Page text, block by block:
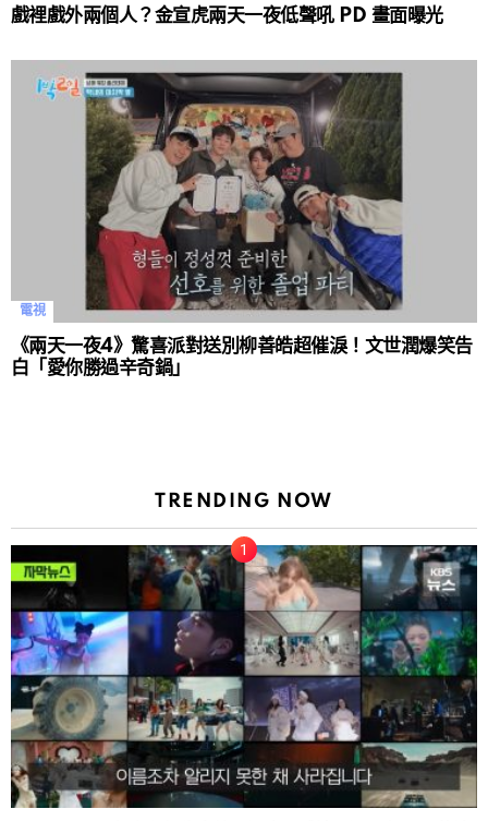
戲裡戲外兩個人？金宣虎兩天一夜低聲吼 PD 畫面曝光
電視
《兩天一夜4》驚喜派對送別柳善皓超催淚！文世潤爆笑告
白「愛你勝過辛奇鍋」
TRENDING NOW